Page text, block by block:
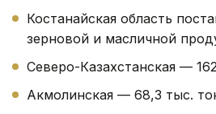
Костанайская область
зерновой и масличной
Северо-Казахстанская —
Акмолинская — 68,3 тыс.